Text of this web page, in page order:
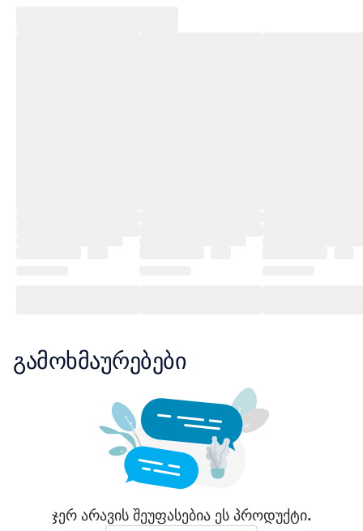
გამოხმაურებები
ჯერ არავის შეუფასებია ეს პროდუქტი.